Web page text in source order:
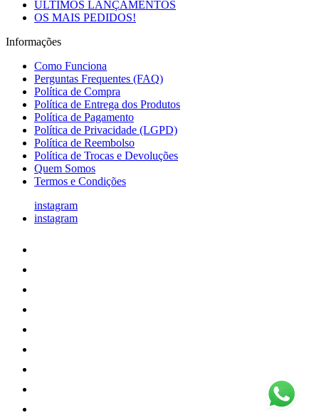
ULTIMOS LANÇAMENTOS
OS MAIS PEDIDOS!
Informações
Como Funciona
Perguntas Frequentes (FAQ)
Política de Compra
Política de Entrega dos Produtos
Política de Pagamento
Política de Privacidade (LGPD)
Política de Reembolso
Política de Trocas e Devoluções
Quem Somos
Termos e Condições
instagram
instagram